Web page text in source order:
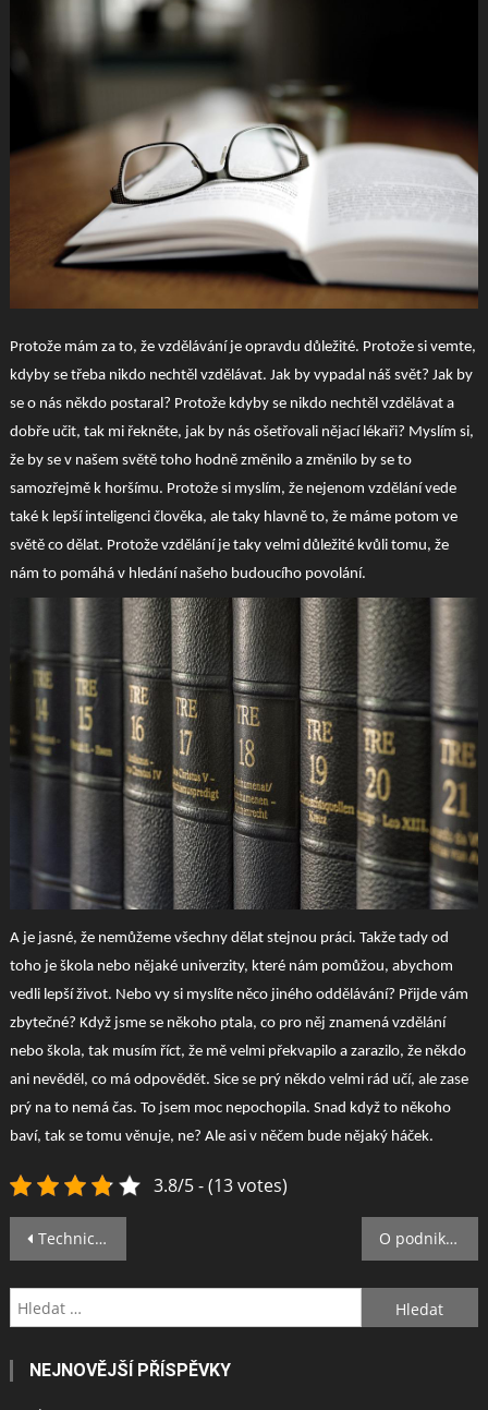
Protože mám za to, že vzdělávání je opravdu důležité. Protože si vemte,
kdyby se třeba nikdo nechtěl vzdělávat. Jak by vypadal náš svět? Jak by
se o nás někdo postaral? Protože kdyby se nikdo nechtěl vzdělávat a
dobře učit, tak mi řekněte, jak by nás ošetřovali nějací lékaři? Myslím si,
že by se v našem světě toho hodně změnilo a změnilo by se to
samozřejmě k horšímu. Protože si myslím, že nejenom vzdělání vede
také k lepší inteligenci člověka, ale taky hlavně to, že máme potom ve
světě co dělat. Protože vzdělání je taky velmi důležité kvůli tomu, že
nám to pomáhá v hledání našeho budoucího povolání.
A je jasné, že nemůžeme všechny dělat stejnou práci. Takže tady od
toho je škola nebo nějaké univerzity, které nám pomůžou, abychom
vedli lepší život. Nebo vy si myslíte něco jiného oddělávání? Přijde vám
zbytečné? Když jsme se někoho ptala, co pro něj znamená vzdělání
nebo škola, tak musím říct, že mě velmi překvapilo a zarazilo, že někdo
ani nevěděl, co má odpovědět. Sice se prý někdo velmi rád učí, ale zase
prý na to nemá čas. To jsem moc nepochopila. Snad když to někoho
baví, tak se tomu věnuje, ne? Ale asi v něčem bude nějaký háček.
3.8/5 - (13 votes)
Navigace
pro
příspěvek
Technický obor O podnikatelích a penězích
Vyhledávání
NEJNOVĚJŠÍ PŘÍSPĚVKY